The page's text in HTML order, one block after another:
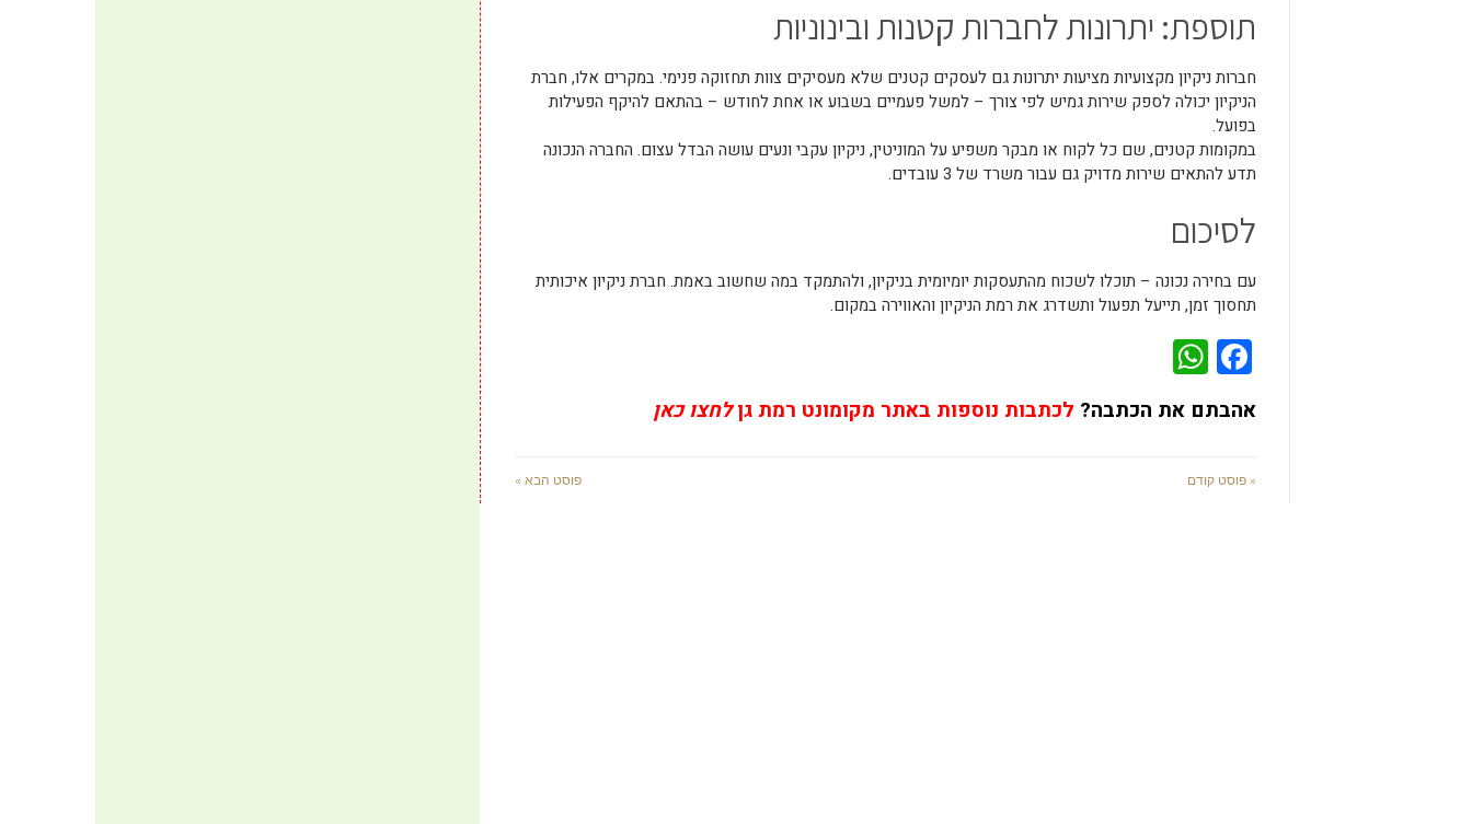
תוספת: יתרונות לחברות קטנות ובינוניות
חברות ניקיון מקצועיות מציעות יתרונות גם לעסקים קטנים שלא מעסיקים צוות תחזוקה פנימי. במקרים אלו, חברת
הניקיון יכולה לספק שירות גמיש לפי צורך – למשל פעמיים בשבוע או אחת לחודש – בהתאם להיקף הפעילות
בפועל.
במקומות קטנים, שם כל לקוח או מבקר משפיע על המוניטין, ניקיון עקבי ונעים עושה הבדל עצום. החברה הנכונה
תדע להתאים שירות מדויק גם עבור משרד של 3 עובדים.
לסיכום
עם בחירה נכונה – תוכלו לשכוח מהתעסקות יומיומית בניקיון, ולהתמקד במה שחשוב באמת. חברת ניקיון איכותית
תחסוך זמן, תייעל תפעול ותשדרג את רמת הניקיון והאווירה במקום.
Facebook
אהבתם את הכתבה? לכתבות נוספות באתר מקומונט רמת גןלחצו כאן
« פוסט קודם פוסט הבא »